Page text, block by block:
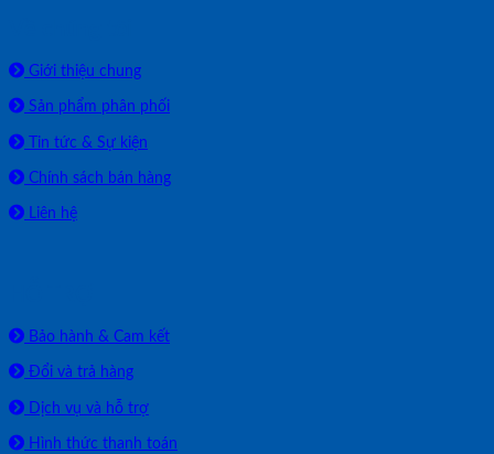
Giới thiệu chung
Sản phẩm phân phối
Tin tức & Sự kiện
Chính sách bán hàng
Liên hệ
Bảo hành & Cam kết
Đổi và trả hàng
Dịch vụ và hỗ trợ
Hình thức thanh toán